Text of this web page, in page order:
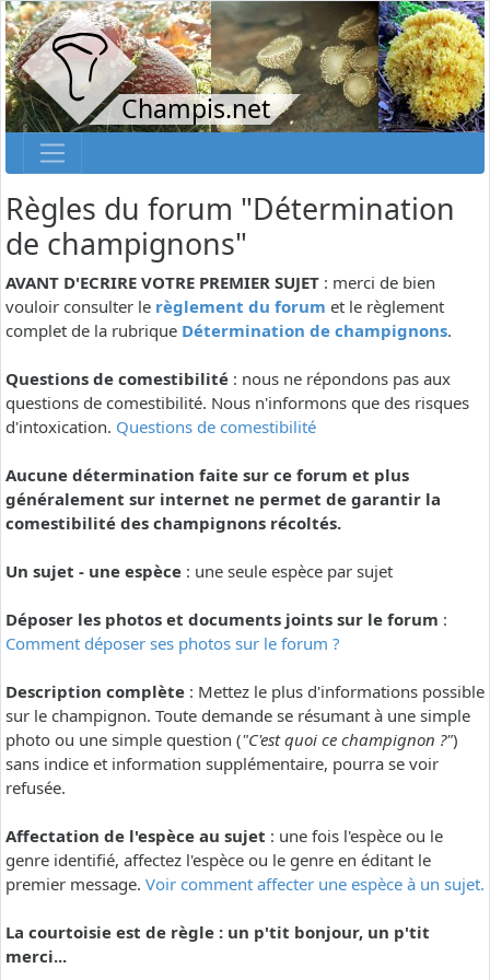
Champis.net
Règles du forum "Détermination
de champignons"
AVANT D'ECRIRE VOTRE PREMIER SUJET : merci de bien
vouloir consulter le règlement du forum et le règlement
complet de la rubrique Détermination de champignons.
Questions de comestibilité : nous ne répondons pas aux
questions de comestibilité. Nous n'informons que des risques
d'intoxication. Questions de comestibilité
Aucune détermination faite sur ce forum et plus
généralement sur internet ne permet de garantir la
comestibilité des champignons récoltés.
Un sujet - une espèce : une seule espèce par sujet
Déposer les photos et documents joints sur le forum :
Comment déposer ses photos sur le forum ?
Description complète : Mettez le plus d'informations possible
sur le champignon. Toute demande se résumant à une simple
photo ou une simple question ("C'est quoi ce champignon ?")
sans indice et information supplémentaire, pourra se voir
refusée.
Affectation de l'espèce au sujet : une fois l'espèce ou le
genre identifié, affectez l'espèce ou le genre en éditant le
premier message. Voir comment affecter une espèce à un sujet.
La courtoisie est de règle : un p'tit bonjour, un p'tit
merci...